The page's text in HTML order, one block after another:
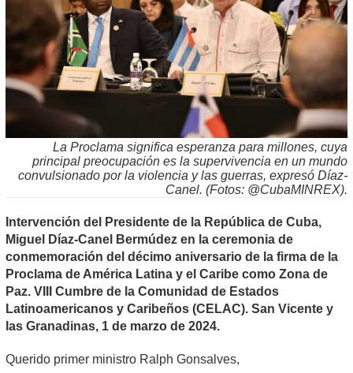
La Proclama significa esperanza para millones, cuya
principal preocupación es la supervivencia en un mundo
convulsionado por la violencia y las guerras, expresó Díaz-
Canel. (Fotos: @CubaMINREX).
Intervención del Presidente de la República de Cuba,
Miguel Díaz-Canel Bermúdez en la ceremonia de
conmemoración del décimo aniversario de la firma de la
Proclama de América Latina y el Caribe como Zona de
Paz. VIII Cumbre de la Comunidad de Estados
Latinoamericanos y Caribeños (CELAC). San Vicente y
las Granadinas, 1 de marzo de 2024.
Querido primer ministro Ralph Gonsalves,